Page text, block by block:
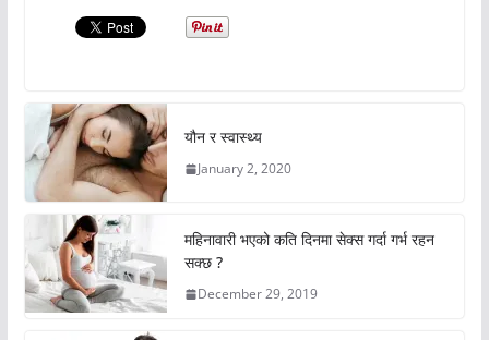
यौन र स्वास्थ्य
January 2, 2020
महिनावारी भएको कति दिनमा सेक्स गर्दा गर्भ रहन
सक्छ ?
December 29, 2019